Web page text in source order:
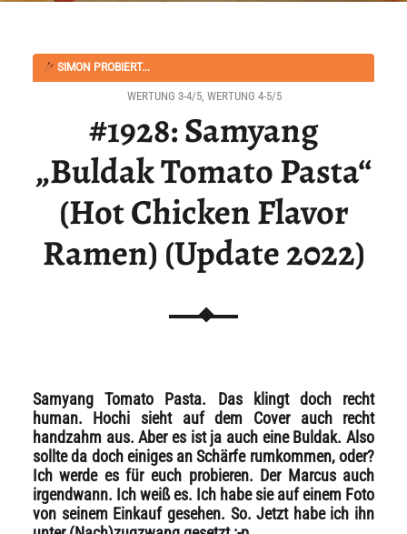
SIMON PROBIERT...
#1928: Samyang
„Buldak Tomato Pasta“
(Hot Chicken Flavor
Ramen) (Update 2022)
WERTUNG 3-4/5, WERTUNG 4-5/5
Samyang Tomato Pasta. Das klingt doch recht
human. Hochi sieht auf dem Cover auch recht
handzahm aus. Aber es ist ja auch eine Buldak. Also
sollte da doch einiges an Schärfe rumkommen, oder?
Ich werde es für euch probieren. Der Marcus auch
irgendwann. Ich weiß es. Ich habe sie auf einem Foto
von seinem Einkauf gesehen. So. Jetzt habe ich ihn